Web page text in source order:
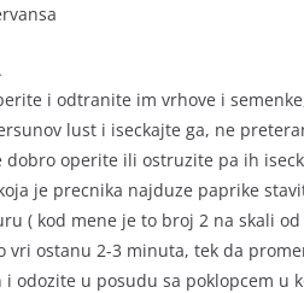
i odtranite im vrhove i
lust i iseckajte ga, ne
dobro operite ili ostruzite pa ih
je precnika najduze paprike
( kod mene je to broj 2 na skali
vri ostanu 2-3 minuta, tek da
i odozite u posudu sa poklopcem u